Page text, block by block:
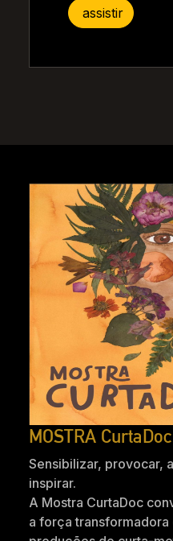
assistir
MOSTRA CurtaDoc
Sensibilizar, provocar,
inspirar.
A Mostra CurtaDoc
a força